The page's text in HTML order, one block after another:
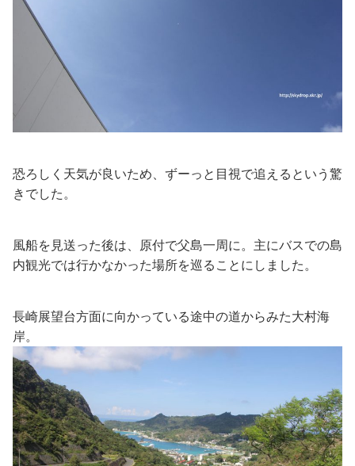
恐ろしく天気が良いため、ずーっと目視で追えるという驚
きでした。
風船を見送った後は、原付で父島一周に。主にバスでの島
内観光では行かなかった場所を巡ることにしました。
長崎展望台方面に向かっている途中の道からみた大村海
岸。